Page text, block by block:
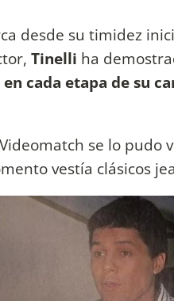
desde su timidez
Tinelli ha
cada etapa de su
se lo pudo
vestía clásicos